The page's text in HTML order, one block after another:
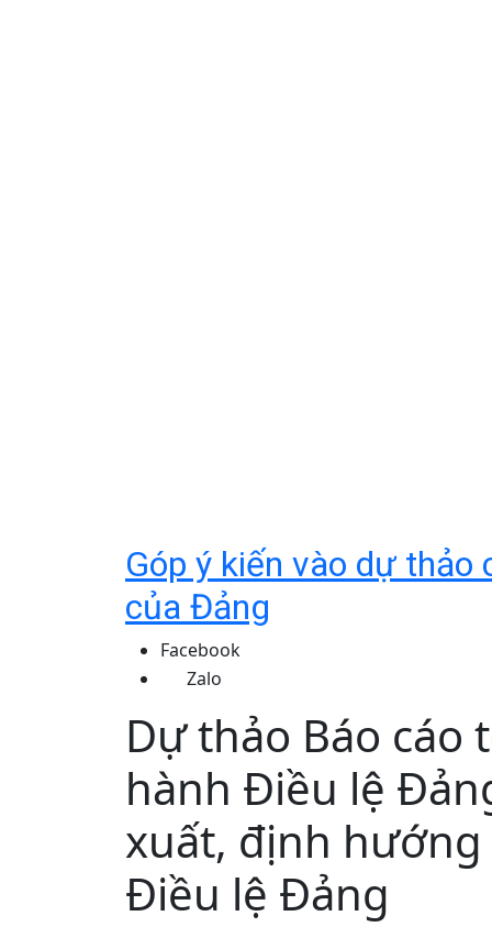
Góp ý kiến vào dự thảo
của Đảng
Facebook
Zalo
Dự thảo Báo cáo
hành Điều lệ
xuất, định
Điều lệ Đảng